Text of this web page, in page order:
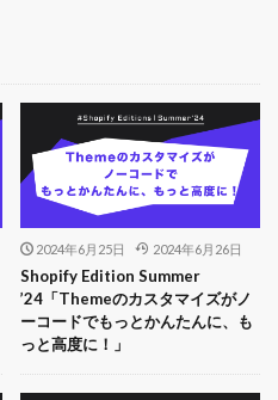
2024年6月25日 2024年6月26日
Shopify Edition Summer
’24「Themeのカスタマイズがノ
ーコードでもっとかんたんに、も
っと高度に！」